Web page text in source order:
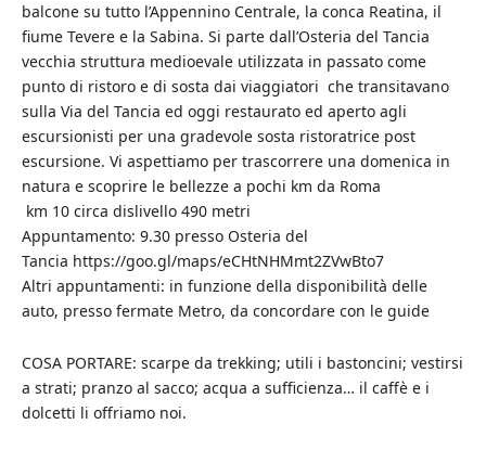
balcone su tutto l’Appennino Centrale, la conca Reatina, il
fiume Tevere e la Sabina. Si parte dall’Osteria del Tancia
vecchia struttura medioevale utilizzata in passato come
punto di ristoro e di sosta dai viaggiatori che transitavano
sulla Via del Tancia ed oggi restaurato ed aperto agli
escursionisti per una gradevole sosta ristoratrice post
escursione. Vi aspettiamo per trascorrere una domenica in
natura e scoprire le bellezze a pochi km da Roma
km 10 circa dislivello 490 metri
Appuntamento: 9.30 presso Osteria del
Tancia https://goo.gl/maps/eCHtNHMmt2ZVwBto7
Altri appuntamenti: in funzione della disponibilità delle
auto, presso fermate Metro, da concordare con le guide
COSA PORTARE: scarpe da trekking; utili i bastoncini; vestirsi
a strati; pranzo al sacco; acqua a sufficienza… il caffè e i
dolcetti li offriamo noi.